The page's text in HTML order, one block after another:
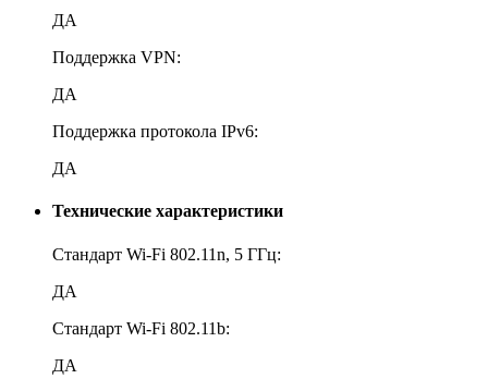
ДА
Поддержка VPN:
ДА
Поддержка протокола IPv6:
ДА
Технические характеристики
Стандарт Wi-Fi 802.11n, 5 ГГц:
ДА
Стандарт Wi-Fi 802.11b:
ДА